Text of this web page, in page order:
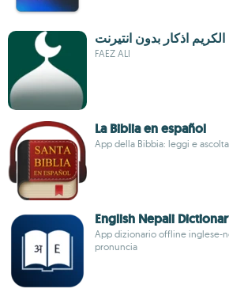
الكريم اذكار بدون انتيرنت
FAEZ ALI
La Biblia en español
App della Bibbia: leggi e
English Nepali
App dizionario offline inglese-
pronuncia